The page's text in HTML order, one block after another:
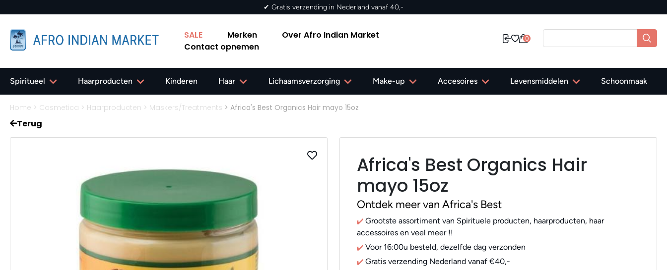
✔ Gratis verzending in Nederland vanaf 40,-
SALE Merken
Over Afro Indian Market
Contact opnemen
0
Spiritueel Haarproducten Kinderen Haar Lichaamsverzorging Make-up Accesoires Levensmiddelen Schoonmaak
Home > Cosmetica > Haarproducten > Maskers/Treatments > Africa's Best Organics Hair mayo 15oz
Terug
Africa's Best Organics Hair
mayo 15oz
Ontdek meer van Africa's Best
Grootste assortiment van Spirituele producten, haarproducten, haar
accessoires en veel meer !!
Voor 16:00u besteld, dezelfde dag verzonden
Gratis verzending Nederland vanaf €40,-